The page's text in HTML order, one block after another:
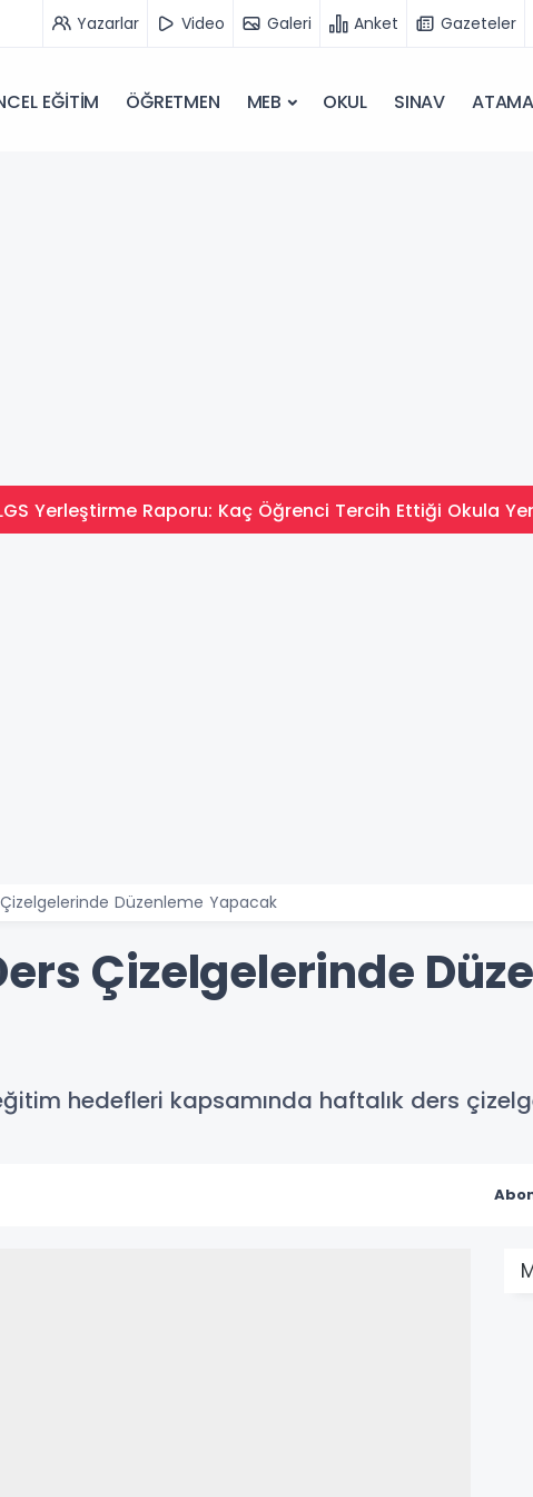
Yazarlar Video Galeri Anket Gazeteler
EĞİTİM ÖĞRETMEN MEB OKUL SINAV ATAMA
Yerleştirme Raporu: Kaç Öğrenci Tercih Ettiği Okula
Çizelgelerinde Düzenleme Yapacak
Çizelgelerinde
hedefleri kapsamında haftalık ders